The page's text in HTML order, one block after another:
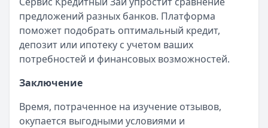
предложений разных банков. Платформа
поможет подобрать оптимальный кредит,
депозит или ипотеку с учетом ваших
потребностей и финансовых возможностей.
Заключение
Время, потраченное на изучение отзывов,
окупается выгодными условиями и